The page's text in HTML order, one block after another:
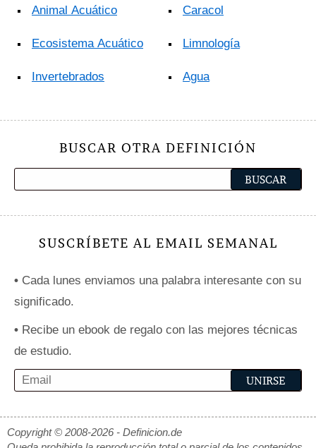
Animal Acuático
Ecosistema Acuático
Invertebrados
Caracol
Limnología
Agua
BUSCAR OTRA DEFINICIÓN
SUSCRÍBETE AL EMAIL SEMANAL
• Cada lunes enviamos una palabra interesante con su
significado.
• Recibe un ebook de regalo con las mejores técnicas
de estudio.
Copyright © 2008-2026 - Definicion.de